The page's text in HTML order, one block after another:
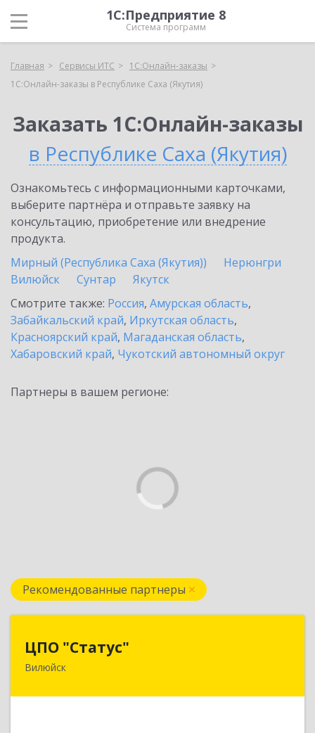
1С:Предприятие 8
Система программ
Главная Сервисы ИТС
1С:Онлайн-заказы
1С:Онлайн-заказы в Республике Саха (Якутия)
Заказать 1С:Онлайн-заказы
в Республике Саха (Якутия)
Ознакомьтесь с информационными карточками,
выберите партнёра и отправьте заявку на
консультацию, приобретение или внедрение
продукта.
Мирный (Республика Саха (Якутия))
Нерюнгри
Вилюйск
Сунтар
Якутск
Смотрите также: Россия, Амурская область,
Забайкальский край, Иркутская область,
Красноярский край, Магаданская область,
Хабаровский край, Чукотский автономный округ
Партнеры в вашем регионе:
Рекомендованные партнеры
ЦПО "Статус"
Вилюйск
677000, Саха /Якутия/ Респ, Якутск г, Ленина пр-